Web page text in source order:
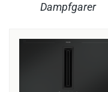
Dampfgarer